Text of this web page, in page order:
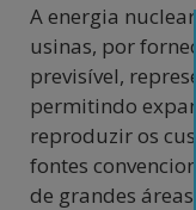
A energia
usinas, por
previsível,
permitindo
reproduzir os
fontes
de grandes áreas.